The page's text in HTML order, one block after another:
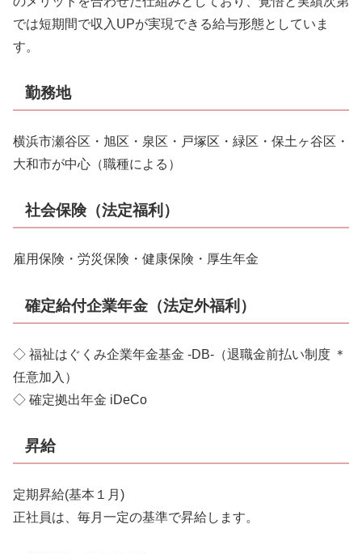
では短期間で収入UPが実現できる給与形態としていま
す。
勤務地
横浜市瀬谷区・旭区・泉区・戸塚区・緑区・保土ヶ谷区・
大和市が中心（職種による）
社会保険（法定福利）
雇用保険・労災保険・健康保険・厚生年金
確定給付企業年金（法定外福利）
◇ 福祉はぐくみ企業年金基金 -DB-（退職金前払い制度 ＊
任意加入）
◇ 確定拠出年金 iDeCo
昇給
定期昇給(基本１月)
正社員は、毎月一定の基準で昇給します。